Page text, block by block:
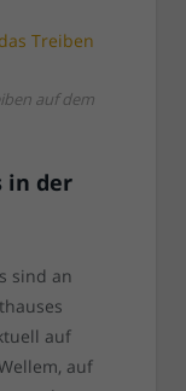
auf dem
in der
sind an
auf
auf